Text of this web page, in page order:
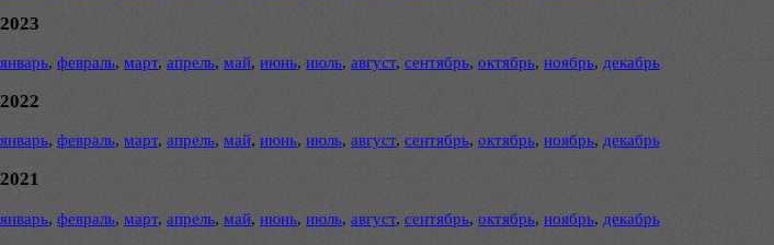
2023
январь, февраль, март, апрель, май, июнь, июль, август, сентябрь, октябрь, ноябрь, декабрь
2022
январь, февраль, март, апрель, май, июнь, июль, август, сентябрь, октябрь, ноябрь, декабрь
2021
январь, февраль, март, апрель, май, июнь, июль, август, сентябрь, октябрь, ноябрь, декабрь